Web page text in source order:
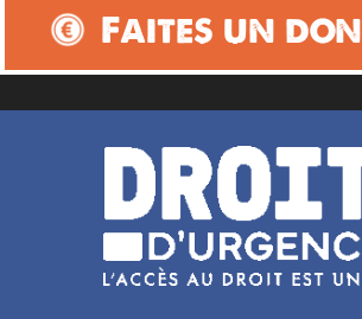
Faites un don